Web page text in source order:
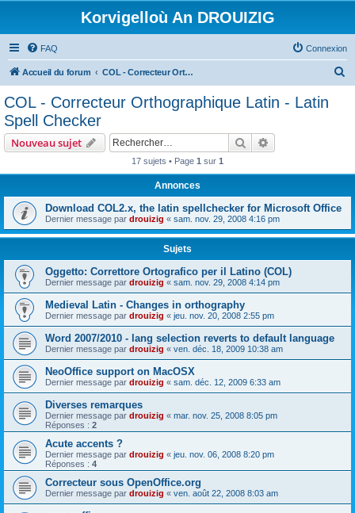
Korvigelloù An DROUIZIG
FAQ Connexion
Accueil du forum COL - Correcteur Orthographique Latin - Latin Spell Checker
COL - Correcteur Orthographique Latin - Latin
Spell Checker
Nouveau sujet Rechercher
17 sujets • Page 1 sur 1
Annonces
Download COL2.x, the latin spellchecker for Microsoft Office
Dernier message par drouizig « sam. nov. 29, 2008 4:16 pm
Sujets
Oggetto: Correttore Ortografico per il Latino (COL)
Dernier message par drouizig « sam. nov. 29, 2008 4:14 pm
Medieval Latin - Changes in orthography
Dernier message par drouizig « jeu. nov. 20, 2008 2:55 pm
Word 2007/2010 - lang selection reverts to default language
Dernier message par drouizig « ven. déc. 18, 2009 10:38 am
NeoOffice support on MacOSX
Dernier message par drouizig « sam. déc. 12, 2009 6:33 am
Diverses remarques
Dernier message par drouizig « mar. nov. 25, 2008 8:05 pm
Réponses : 2
Acute accents ?
Dernier message par drouizig « jeu. nov. 06, 2008 8:20 pm
Réponses : 4
Correcteur sous OpenOffice.org
Dernier message par drouizig « ven. août 22, 2008 8:03 am